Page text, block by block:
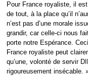
Pour France royaliste, il
de tout, à la place qu’il
n’est pas d’une morale
grandir, car celle-ci nous
porte notre Espérance.
France royaliste peut
qu’une, volonté de servir
rigoureusement insécable.